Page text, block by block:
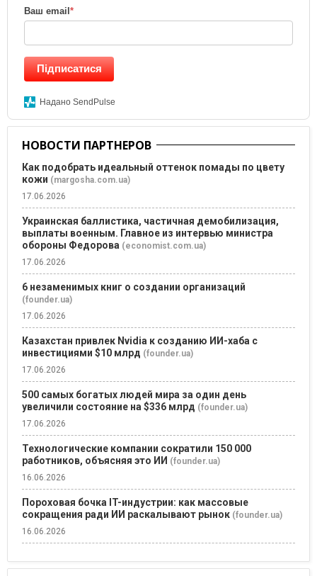
Ваш email *
Підписатися
Надано SendPulse
НОВОСТИ ПАРТНЕРОВ
Как подобрать идеальный оттенок помады по цвету
кожи (margosha.com.ua)
17.06.2026
Украинская баллистика, частичная демобилизация,
выплаты военным. Главное из интервью министра
обороны Федорова (economist.com.ua)
17.06.2026
6 незаменимых книг о создании организаций
(founder.ua)
17.06.2026
Казахстан привлек Nvidia к созданию ИИ-хаба с
инвестициями $10 млрд (founder.ua)
17.06.2026
500 самых богатых людей мира за один день
увеличили состояние на $336 млрд (founder.ua)
17.06.2026
Технологические компании сократили 150 000
работников, объясняя это ИИ (founder.ua)
16.06.2026
Пороховая бочка IT-индустрии: как массовые
сокращения ради ИИ раскалывают рынок (founder.ua)
16.06.2026